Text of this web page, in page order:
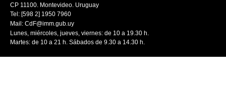
CP 11100. Montevideo. Uruguay
Tel: [598 2] 1950 7960
Mail: CdF@imm.gub.uy
Lunes, miércoles, jueves, viernes: de 10 a 19.30 h.
Martes: de 10 a 21 h. Sábados de 9.30 a 14.30 h.